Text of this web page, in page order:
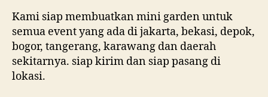
Kami siap membuatkan mini garden untuk
semua event yang ada di jakarta, bekasi, depok,
bogor, tangerang, karawang dan daerah
sekitarnya. siap kirim dan siap pasang di
lokasi.